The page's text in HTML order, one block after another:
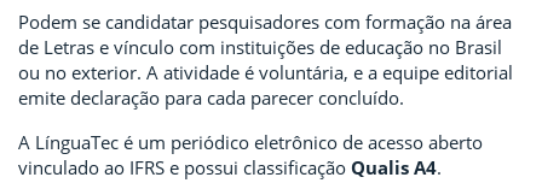
Podem se candidatar pesquisadores com formação na área
de Letras e vínculo com instituições de educação no Brasil
ou no exterior. A atividade é voluntária, e a equipe editorial
emite declaração para cada parecer concluído.
A LínguaTec é um periódico eletrônico de acesso aberto
vinculado ao IFRS e possui classificação Qualis A4.